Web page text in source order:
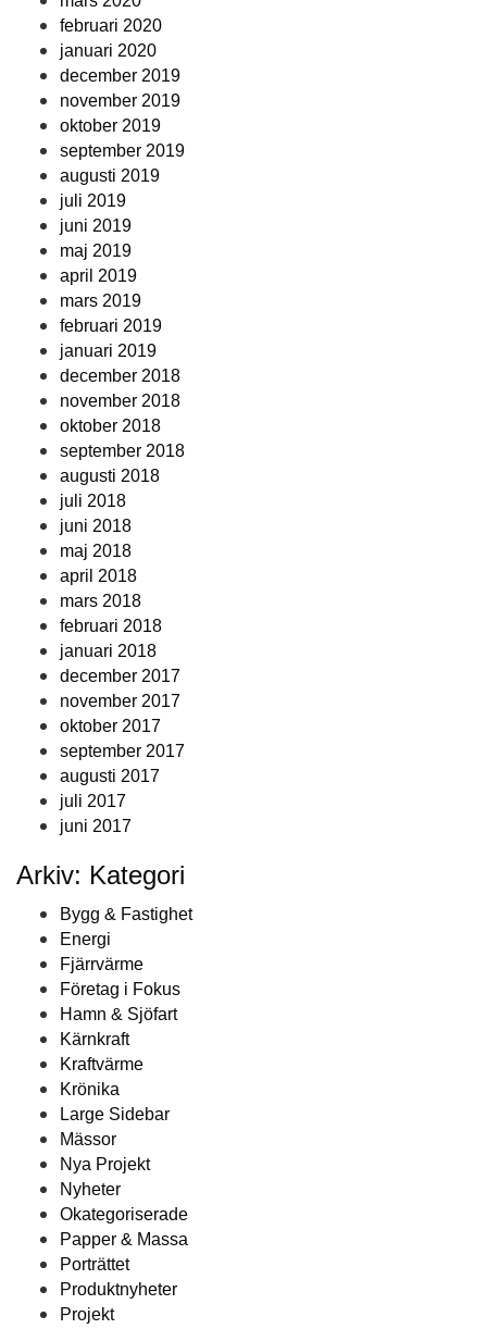
februari 2020
januari 2020
december 2019
november 2019
oktober 2019
september 2019
augusti 2019
juli 2019
juni 2019
maj 2019
april 2019
mars 2019
februari 2019
januari 2019
december 2018
november 2018
oktober 2018
september 2018
augusti 2018
juli 2018
juni 2018
maj 2018
april 2018
mars 2018
februari 2018
januari 2018
december 2017
november 2017
oktober 2017
september 2017
augusti 2017
juli 2017
juni 2017
Arkiv: Kategori
Bygg & Fastighet
Energi
Fjärrvärme
Företag i Fokus
Hamn & Sjöfart
Kärnkraft
Kraftvärme
Krönika
Large Sidebar
Mässor
Nya Projekt
Nyheter
Okategoriserade
Papper & Massa
Porträttet
Produktnyheter
Projekt